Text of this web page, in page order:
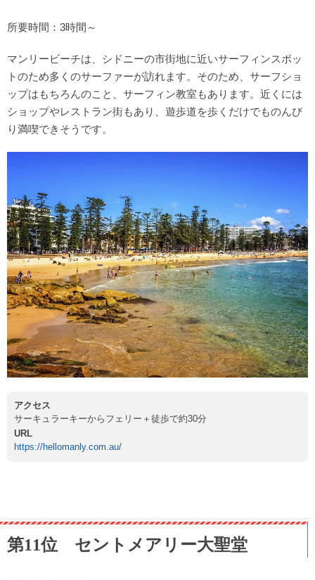
所要時間：3時間～
マンリービーチは、シドニーの市街地に近いサーフィンスポッ
トのため多くのサーファーが訪れます。そのため、サーフショ
ップはもちろんのこと、サーフィン教室もあります。近くには
ショップやレストラン街もあり、遊歩道を歩くだけでものんび
り満喫できそうです。
アクセス
サーキュラーキーからフェリー＋徒歩で約30分
URL
https://hellomanly.com.au/
第11位 セントメアリー大聖堂